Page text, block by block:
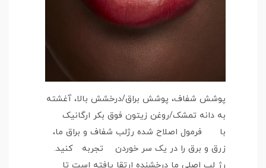
پوشش شفاف، پوشش براق/درخشش بالا، آغشته
به دانه تمشک/روغن زیتون فوق بکر ارگانیک
با فرمول اصلاح شده رژلب شفاف و براق ما،
زرق و برق را در یک سر خوردن تجربه کنید.
رژ لب اصلی ما درخشنده ارتقا یافته است تا